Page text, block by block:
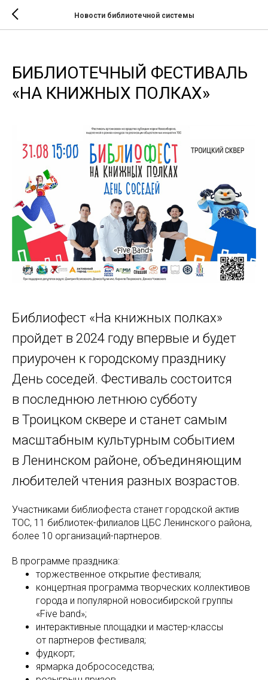
Новости библиотечной системы
БИБЛИОТЕЧНЫЙ ФЕСТИВАЛЬ
«НА КНИЖНЫХ ПОЛКАХ»
Библиофест «На книжных полках»
пройдет в 2024 году впервые и будет
приурочен к городскому празднику
День соседей. Фестиваль состоится
в последнюю летнюю субботу
в Троицком сквере и станет самым
масштабным культурным событием
в Ленинском районе, объединяющим
любителей чтения разных возрастов.
Участниками библиофеста станет городской актив
ТОС, 11 библиотек-филиалов ЦБС Ленинского района,
более 10 организаций-партнеров.
В программе праздника:
торжественное открытие фестиваля;
концертная программа творческих коллективов
города и популярной новосибирской группы
«Five band»;
интерактивные площадки и мастер-классы
от партнеров фестиваля;
фудкорт;
ярмарка добрососедства;